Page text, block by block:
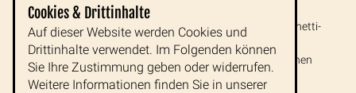
die mehr als zwei Millionen Besucher, die der wichtigste
Touristenmagnet Kambodschas jährlich zählt: Keine Spaghetti-
Träger-T-Shirts, keine rückenfreien T-Shirts, keine Miniröcke
geschweige denn noch kürzeres, keine Shorts. Besucherinnen
sollten zudem einen BH tragen.
Cookies & Drittinhalte
Auf dieser Website werden Cookies und
Drittinhalte verwendet. Im Folgenden können
Sie Ihre Zustimmung geben oder widerrufen.
Weitere Informationen finden Sie in unserer